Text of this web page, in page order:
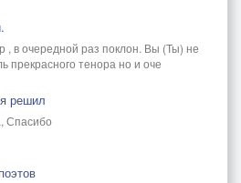
, в очередной раз поклон. Вы (Ты) не
прекрасного тенора но и оче
решил
Спасибо